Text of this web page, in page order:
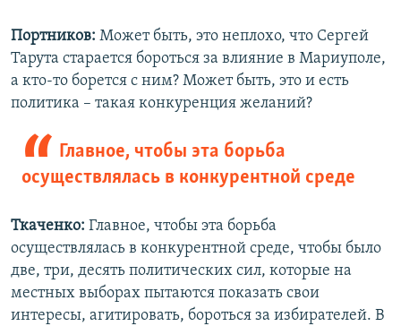
Портников: Может быть, это неплохо, что Сергей
Тарута старается бороться за влияние в Мариуполе,
а кто-то борется с ним? Может быть, это и есть
политика – такая конкуренция желаний?
Главное, чтобы эта борьба
осуществлялась в конкурентной среде
Ткаченко: Главное, чтобы эта борьба
осуществлялась в конкурентной среде, чтобы было
две, три, десять политических сил, которые на
местных выборах пытаются показать свои
интересы, агитировать, бороться за избирателей. В